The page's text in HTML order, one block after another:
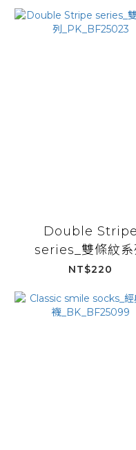
Double Stripe
series_雙條紋系
_PK_BF25023
NT$220